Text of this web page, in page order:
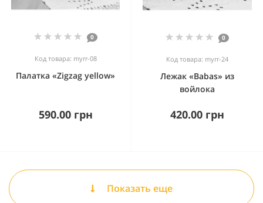
0
Код товара: myrr-08
Палатка «Zigzag yellow»
590.00 грн
0
Код товара: myrr-24
Лежак «Babas» из
войлока
420.00 грн
Показать еще